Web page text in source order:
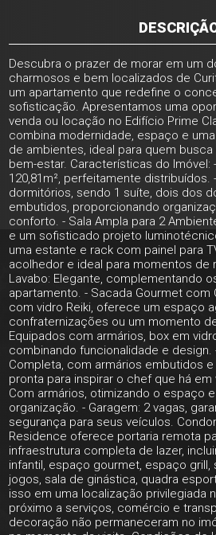
Descubra o prazer de morar em um
charmosos e bem localizados de
um apartamento que redefine o
sofisticação. Apresentamos uma
venda ou locação no Edifício Prime
combina modernidade, espaço e
de ambientes, ideal para quem
bem-estar. Características do Imóvel:
120,81m², perfeitamente distribuídos.
dormitórios, sendo 1 suíte, dois dos
embutidos, proporcionando
conforto. - Sala Ampla para 2
e um sofisticado projeto
uma estante e rack com painel para
acolhedor e ideal para momentos de
Lavabo: Elegante, complementando
apartamento. - Sacada Gourmet com
com vidro Reiki, oferece um espaço
confraternizações ou um momento
Equipados com armários, box em
combinando funcionalidade e design.
Completa, com armários embutidos
pronta para inspirar o chef que há
Com armários, otimizando o espaço
organização. - Garagem: 2 vagas,
segurança para seus veículos.
Residence oferece portaria remota
infraestrutura completa de lazer,
infantil, espaço gourmet, espaço grill,
jogos, sala de ginástica, quadra
isso em uma localização privilegiada
próximo a serviços, comércio e
decoração não permaneceram no